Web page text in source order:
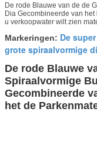
De rode Blauwe van de de
Dia Gecombineerde van
u verkoopwater wilt zien
Markeringen: De
grote spiraalvormige
De rode Blauwe
Spiraalvormige
Gecombineerde
het de